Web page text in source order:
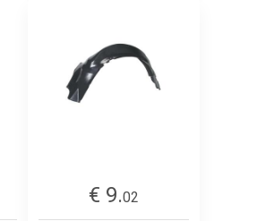
€ 9.02